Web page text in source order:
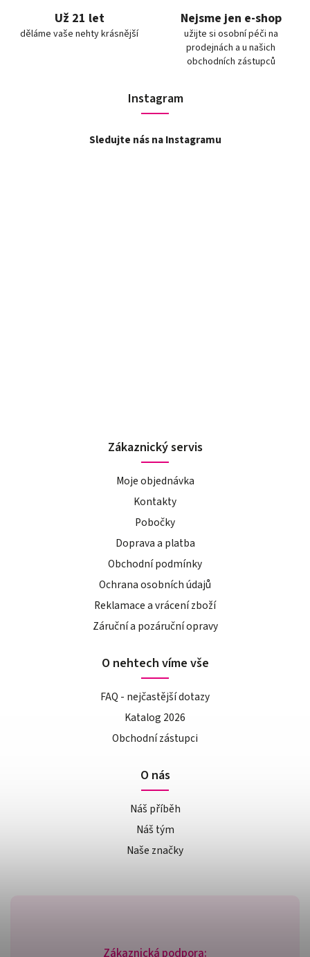
Už 21 let
děláme vaše nehty krásnější
Nejsme jen e-shop
užijte si osobní péči na
prodejnách a u našich
obchodních zástupců
Instagram
Sledujte nás na Instagramu
Zákaznický servis
Moje objednávka
Kontakty
Pobočky
Doprava a platba
Obchodní podmínky
Ochrana osobních údajů
Reklamace a vrácení zboží
Záruční a pozáruční opravy
O nehtech víme vše
FAQ - nejčastější dotazy
Katalog 2026
Obchodní zástupci
O nás
Náš příběh
Náš tým
Naše značky